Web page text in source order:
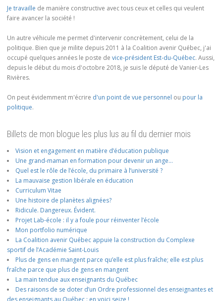
Je travaille de manière constructive avec tous ceux et celles qui veulent
faire avancer la société !
Un autre véhicule me permet d'intervenir concrètement, celui de la
politique. Bien que je milite depuis 2011 à la Coalition avenir Québec, j'ai
occupé quelques années le poste de vice-président Est-du-Québec. Aussi,
depuis le début du mois d'octobre 2018, je suis le député de Vanier-Les
Rivières.
On peut évidemment m'écrire d'un point de vue personnel ou pour la
politique.
Billets de mon blogue les plus lus au fil du dernier mois
Vision et engagement en matière d’éducation publique
Une grand-maman en formation pour devenir un ange…
Quel est le rôle de l’école, du primaire à l’université ?
La mauvaise gestion libérale en éducation
Curriculum Vitae
Une histoire de planètes alignées?
Ridicule. Dangereux. Évident.
Projet Lab-école : il y a foule pour réinventer l’école
Mon portfolio numérique
La Coalition avenir Québec appuie la construction du Complexe
sportif de l’Académie Saint-Louis
Plus de gens en mangent parce qu’elle est plus fraîche; elle est plus
fraîche parce que plus de gens en mangent
La main tendue aux enseignants du Québec
Des raisons de se doter d’un Ordre professionnel des enseignantes et